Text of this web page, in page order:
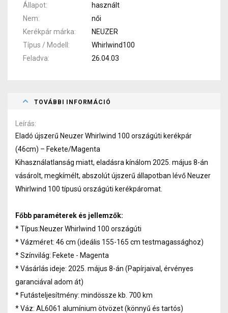
Állapot
használt
Nem
női
Kerékpár márka
NEUZER
Típus / Modell
Whirlwind100
Feladva
26.04.03
TOVÁBBI INFORMÁCIÓ
Leírás
Eladó újszerű Neuzer Whirlwind 100 országúti kerékpár
(46cm) – Fekete/Magenta
Kihasználatlanság miatt, eladásra kínálom 2025. május 8-án
vásárolt, megkímélt, abszolút újszerű állapotban lévő Neuzer
Whirlwind 100 típusú országúti kerékpáromat.
Főbb paraméterek és jellemzők:
* Típus:Neuzer Whirlwind 100 országúti
* Vázméret: 46 cm (ideális 155-165 cm testmagassághoz)
* Színvilág: Fekete - Magenta
* Vásárlás ideje: 2025. május 8-án (Papírjaival, érvényes
garanciával adom át)
* Futásteljesítmény: mindössze kb. 700 km
* Váz: AL6061 alumínium ötvözet (könnyű és tartós)